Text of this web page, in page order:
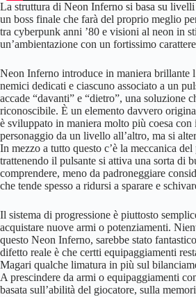
La struttura di Neon Inferno si basa su
un boss finale che farà del proprio meglio
tra cyberpunk anni ’80 e visioni al neon in
un’ambientazione con un fortissimo
Neon Inferno introduce in maniera brillante
nemici dedicati e ciascuno associato a un
accade “davanti” e “dietro”, una soluzione
riconoscibile. È un elemento davvero
è sviluppato in maniera molto più coesa
personaggio da un livello all’altro, ma si
In mezzo a tutto questo c’è la meccanica
trattenendo il pulsante si attiva una sorta di
comprendere, meno da padroneggiare
che tende spesso a ridursi a sparare e
Il sistema di progressione è piuttosto
acquistare nuove armi o potenziamenti.
questo Neon Inferno, sarebbe stato
difetto reale è che certti equipaggiamenti
Magari qualche limatura in più sul
A prescindere da armi o equipaggiamenti
basata sull’abilità del giocatore, sulla